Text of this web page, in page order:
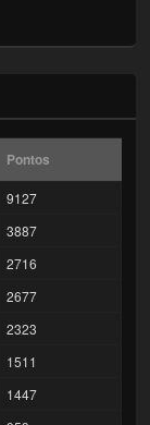
Pontos
9127
3887
2716
2677
2323
1511
1447